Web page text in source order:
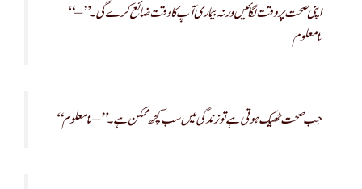
“اپنی صحت پر وقت لگائیں ورنہ بیماری آپ کا وقت ضائع کرے گی۔” –
نامعلوم
“جب صحت ٹھیک ہوتی ہے تو زندگی میں سب کچھ ممکن ہے۔” – نامعلوم